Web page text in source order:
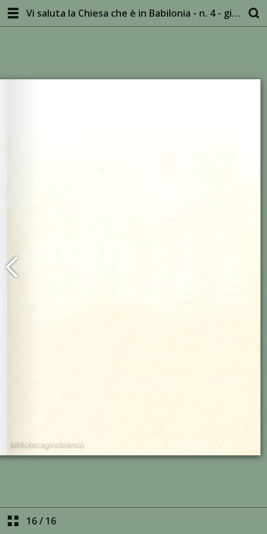
Vi saluta la Chiesa che è in Babilonia - n. 4 - giugno 1976
16/ 16